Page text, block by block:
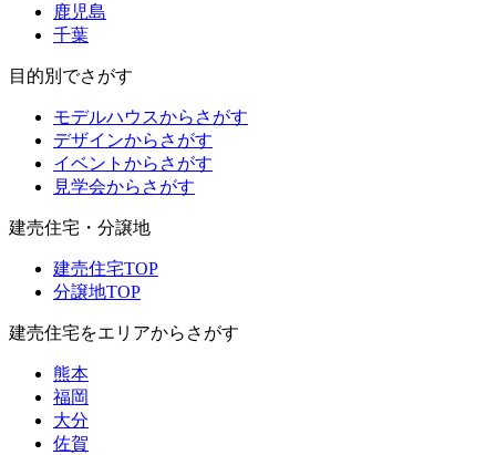
鹿児島
千葉
目的別でさがす
モデルハウスからさがす
デザインからさがす
イベントからさがす
見学会からさがす
建売住宅・分譲地
建売住宅TOP
分譲地TOP
建売住宅をエリアからさがす
熊本
福岡
大分
佐賀